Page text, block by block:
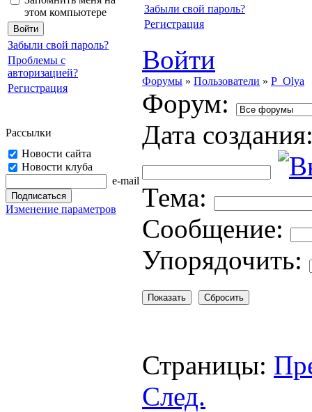
этом компьютере
Забыли свой пароль?
Проблемы с
авторизацией?
Регистрация
Рассылки
Новости сайта
Новости клуба
e-mail
Изменение параметров
Забыли свой пароль?
Регистрация
Войти
Форумы » Пользователи » P_Olya
Форум:
Дата
Тема:
Cooбщение:
Упорядочить:
Страницы:
След.